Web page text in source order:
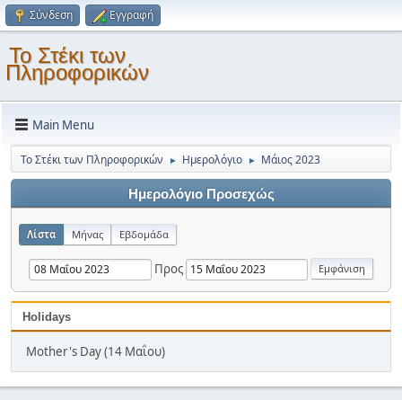
Σύνδεση Εγγραφή
Το Στέκι των
Πληροφορικών
Main Menu
Το Στέκι των Πληροφορικών ► Ημερολόγιο ► Μάιος 2023
Ημερολόγιο Προσεχώς
Λίστα Μήνας Εβδομάδα
Προς
Holidays
Mother's Day (14 Μαΐου)